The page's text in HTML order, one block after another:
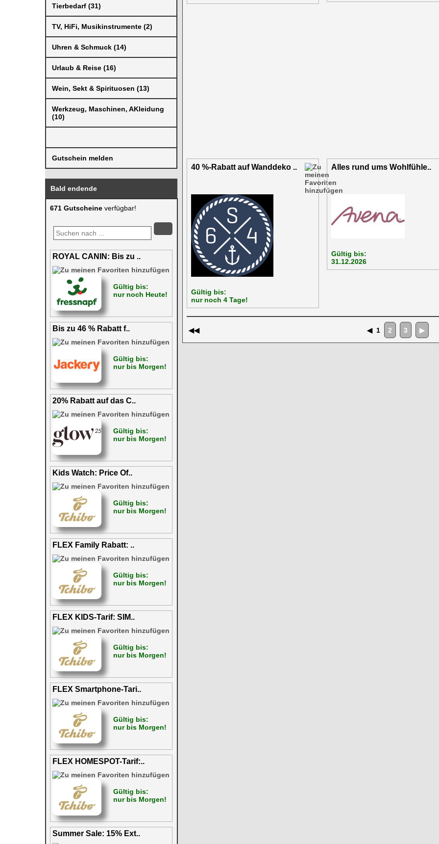
Tierbedarf (31)
TV, HiFi, Musikinstrumente (2)
Uhren & Schmuck (14)
Urlaub & Reise (16)
Wein, Sekt & Spirituosen (13)
Werkzeug, Maschinen, AKleidung
(10)
Gutschein melden
Bald endende
671 Gutscheine verfügbar!
ROYAL CANIN: Bis zu ..
Gültig bis:
nur noch Heute!
Bis zu 46 % Rabatt f..
Gültig bis:
nur bis Morgen!
20% Rabatt auf das C..
Gültig bis:
nur bis Morgen!
Kids Watch: Price Of..
Gültig bis:
nur bis Morgen!
FLEX Family Rabatt: ..
Gültig bis:
nur bis Morgen!
FLEX KIDS-Tarif: SIM..
Gültig bis:
nur bis Morgen!
FLEX Smartphone-Tari..
Gültig bis:
nur bis Morgen!
FLEX HOMESPOT-Tarif:..
Gültig bis:
nur bis Morgen!
Summer Sale: 15% Ext..
40 %-Rabatt auf Wanddeko ..
Gültig bis:
nur noch 4 Tage!
Alles rund ums Wohlfühle..
Gültig bis:
31.12.2026
◀◀ ◀ 1 2 3 ▶